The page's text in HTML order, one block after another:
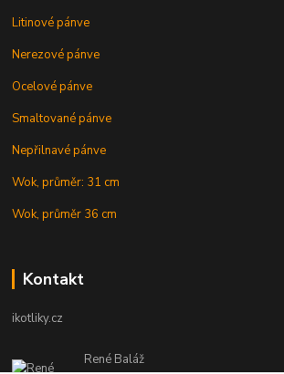
Litinové pánve
Nerezové pánve
Ocelové pánve
Smaltované pánve
Nepřilnavé pánve
Wok, průměr: 31 cm
Wok, průměr 36 cm
Kontakt
ikotliky.cz
René Baláž